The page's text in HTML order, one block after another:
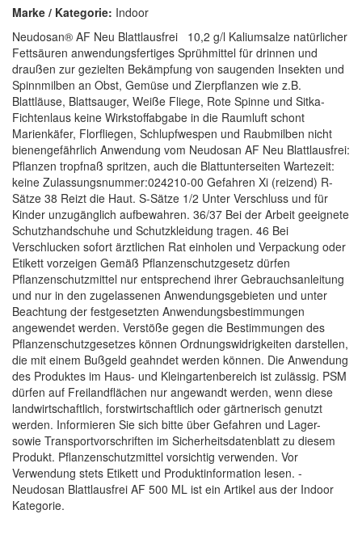
Marke / Kategorie: Indoor
Neudosan® AF Neu Blattlausfrei 10,2 g/l Kaliumsalze natürlicher
Fettsäuren anwendungsfertiges Sprühmittel für drinnen und
draußen zur gezielten Bekämpfung von saugenden Insekten und
Spinnmilben an Obst, Gemüse und Zierpflanzen wie z.B.
Blattläuse, Blattsauger, Weiße Fliege, Rote Spinne und Sitka-
Fichtenlaus keine Wirkstoffabgabe in die Raumluft schont
Marienkäfer, Florfliegen, Schlupfwespen und Raubmilben nicht
bienengefährlich Anwendung vom Neudosan AF Neu Blattlausfrei:
Pflanzen tropfnaß spritzen, auch die Blattunterseiten Wartezeit:
keine Zulassungsnummer:024210-00 Gefahren Xi (reizend) R-
Sätze 38 Reizt die Haut. S-Sätze 1/2 Unter Verschluss und für
Kinder unzugänglich aufbewahren. 36/37 Bei der Arbeit geeignete
Schutzhandschuhe und Schutzkleidung tragen. 46 Bei
Verschlucken sofort ärztlichen Rat einholen und Verpackung oder
Etikett vorzeigen Gemäß Pflanzenschutzgesetz dürfen
Pflanzenschutzmittel nur entsprechend ihrer Gebrauchsanleitung
und nur in den zugelassenen Anwendungsgebieten und unter
Beachtung der festgesetzten Anwendungsbestimmungen
angewendet werden. Verstöße gegen die Bestimmungen des
Pflanzenschutzgesetzes können Ordnungswidrigkeiten darstellen,
die mit einem Bußgeld geahndet werden können. Die Anwendung
des Produktes im Haus- und Kleingartenbereich ist zulässig. PSM
dürfen auf Freilandflächen nur angewandt werden, wenn diese
landwirtschaftlich, forstwirtschaftlich oder gärtnerisch genutzt
werden. Informieren Sie sich bitte über Gefahren und Lager-
sowie Transportvorschriften im Sicherheitsdatenblatt zu diesem
Produkt. Pflanzenschutzmittel vorsichtig verwenden. Vor
Verwendung stets Etikett und Produktinformation lesen. -
Neudosan Blattlausfrei AF 500 ML ist ein Artikel aus der Indoor
Kategorie.